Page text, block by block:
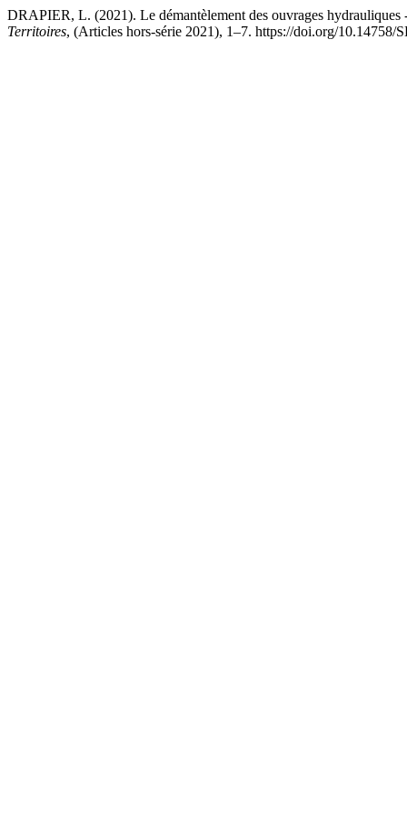
DRAPIER, L. (2021). Le démantèlement des ouvrages
Territoires, (Articles hors-série 2021), 1–7. https://doi.org/10.14758/